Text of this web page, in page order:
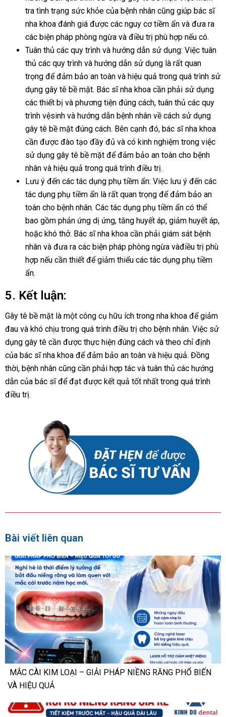
tra tình trạng sức khỏe của bệnh nhân cũng giúp bác sĩ
nha khoa đánh giá được các nguy cơ tiềm ẩn và đưa ra
các biện pháp phòng ngừa và điều trị phù hợp nếu có.
Tuân thủ các quy trình và hướng dẫn sử dụng: Việc tuân
thủ các quy trình và hướng dẫn sử dụng là rất quan
trọng để đảm bảo an toàn và hiệu quả trong quá trình sử
dụng gây tê bề mặt. Bác sĩ nha khoa cần phải sử dụng
các thiết bị và phương tiện đúng cách, tuân thủ các quy
trình vệsinh và hướng dẫn bệnh nhân về cách sử dụng
gây tê bề mặt đúng cách. Bên cạnh đó, bác sĩ nha khoa
cần được đào tạo đầy đủ và có kinh nghiệm trong việc
sử dụng gây tê bề mặt để đảm bảo an toàn cho bệnh
nhân và hiệu quả trong quá trình điều trị.
Lưu ý đến các tác dụng phụ tiềm ẩn: Việc lưu ý đến các
tác dụng phụ tiềm ẩn là rất quan trọng để đảm bảo an
toàn cho bệnh nhân. Các tác dụng phụ tiềm ẩn có thể
bao gồm phản ứng dị ứng, tăng huyết áp, giảm huyết áp,
hoặc khó thở. Bác sĩ nha khoa cần phải giám sát bệnh
nhân và đưa ra các biện pháp phòng ngừa vàđiều trị phù
hợp nếu cần thiết để giảm thiểu các tác dụng phụ tiềm
ẩn.
5. Kết luận:
Gây tê bề mặt là một công cụ hữu ích trong nha khoa để giảm
đau và khó chịu trong quá trình điều trị cho bệnh nhân. Việc sử
dụng gây tê cần được thực hiện đúng cách và theo chỉ định
của bác sĩ nha khoa để đảm bảo an toàn và hiệu quả. Đồng
thời, bệnh nhân cũng cần phải hợp tác và tuân thủ các hướng
dẫn của bác sĩ để đạt được kết quả tốt nhất trong quá trình
điều trị.
Bài viết liên quan
MẮC CÀI KIM LOẠI – GIẢI PHÁP NIỀNG RĂNG PHỔ BIẾN
VÀ HIỆU QUẢ